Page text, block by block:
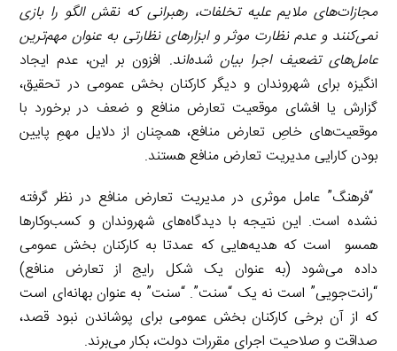
مجازات‌های ملایم علیه تخلفات، رهبرانی که نقش الگو را بازی
نمی‌کنند و عدم نظارت موثر و ابزارهای نظارتی به عنوان مهم‌ترین
عامل‌های تضعیف اجرا بیان شده‌اند. افزون بر این، عدم ایجاد
انگیزه برای شهروندان و دیگر کارکنان بخش عمومی در تحقیق،
گزارش یا افشای موقعیت تعارض منافع و ضعف در برخورد با
موقعیت‌های خاصِ تعارض منافع، همچنان از دلایل مهمِ پایین
بودن کارایی مدیریت تعارض منافع هستند.
“فرهنگ” عامل موثری در مدیریت تعارض منافع در نظر گرفته
نشده است. این نتیجه با دیدگاه‌های شهروندان و کسب‌وکارها
همسو است که هدیه‌هایی که عمدتا به کارکنان بخش عمومی
داده می‌شود (به عنوان یک شکل رایج از تعارض منافع)
“رانت‌جویی” است نه یک “سنت”. “سنت” به عنوان بهانه‌ای است
که از آن برخی کارکنان بخش عمومی برای پوشاندن نبود قصد،
صداقت و صلاحیت اجرای مقررات دولت، بکار می‌برند.